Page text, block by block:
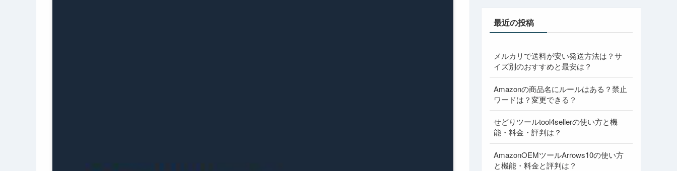
最近の投稿
メルカリで送料が安い発送方法は？サ
イズ別のおすすめと最安は？
Amazonの商品名にルールはある？禁止
ワードは？変更できる？
せどりツールtool4sellerの使い方と機
能・料金・評判は？
AmazonOEMツールArrows10の使い方
と機能・料金と評判は？